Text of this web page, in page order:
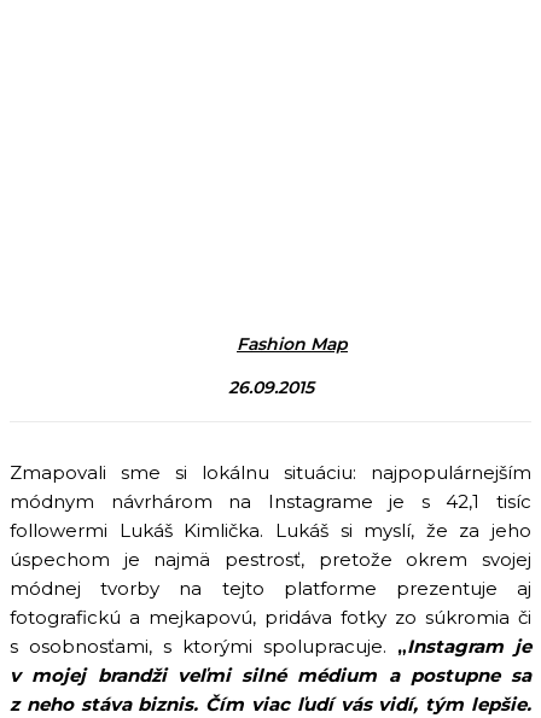
Fashion Map
26.09.2015
Zmapovali sme si lokálnu situáciu: najpopulárnejším
módnym návrhárom na Instagrame je s 42,1 tisíc
followermi Lukáš Kimlička. Lukáš si myslí, že za jeho
úspechom je najmä pestrosť, pretože okrem svojej
módnej tvorby na tejto platforme prezentuje aj
fotografickú a mejkapovú, pridáva fotky zo súkromia či
s osobnosťami, s ktorými spolupracuje. „Instagram je
v mojej brandži veľmi silné médium a postupne sa
z neho stáva biznis. Čím viac ľudí vás vidí, tým lepšie.